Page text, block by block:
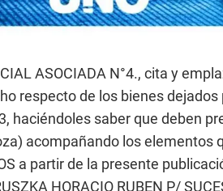
ASOCIADA N°4., cita y
respecto de los bienes dejados
haciéndoles saber que deben
acompañando los elementos
a partir de la presente
HORACIO RUBEN P/